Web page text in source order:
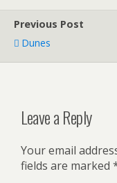
Previous Post
Dunes
Leave a Reply
Your email
fields are marked